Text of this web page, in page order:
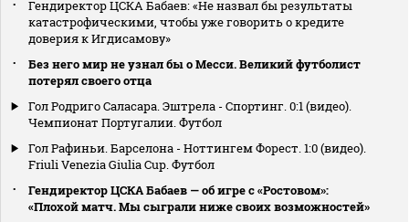
Гендиректор ЦСКА Бабаев: «Не назвал бы результаты
катастрофическими, чтобы уже говорить о кредите
доверия к Игдисамову»
Без него мир не узнал бы о Месси. Великий футболист
потерял своего отца
Гол Родриго Саласара. Эштрела - Спортинг. 0:1 (видео).
Чемпионат Португалии. Футбол
Гол Рафиньи. Барселона - Ноттингем Форест. 1:0 (видео).
Friuli Venezia Giulia Cup. Футбол
Гендиректор ЦСКА Бабаев — об игре с «Ростовом»:
«Плохой матч. Мы сыграли ниже своих возможностей»